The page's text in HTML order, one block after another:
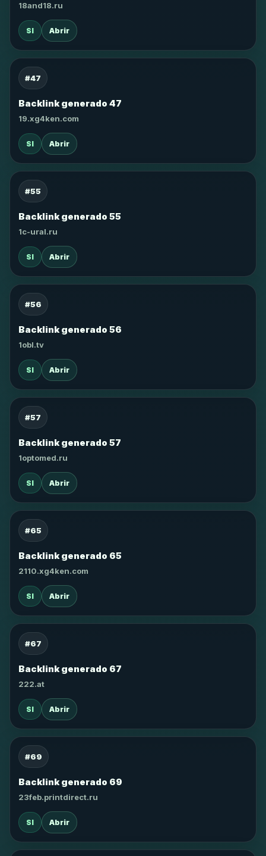
18and18.ru
SI Abrir
#47
Backlink generado 47
19.xg4ken.com
SI Abrir
#55
Backlink generado 55
1c-ural.ru
SI Abrir
#56
Backlink generado 56
1obl.tv
SI Abrir
#57
Backlink generado 57
1optomed.ru
SI Abrir
#65
Backlink generado 65
2110.xg4ken.com
SI Abrir
#67
Backlink generado 67
222.at
SI Abrir
#69
Backlink generado 69
23feb.printdirect.ru
SI Abrir